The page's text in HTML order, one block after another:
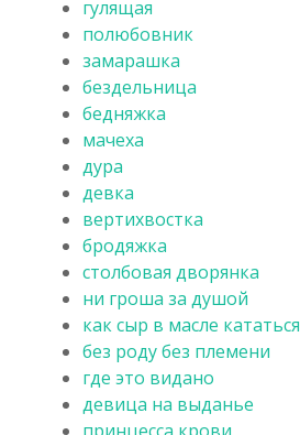
гулящая
полюбовник
замарашка
бездельница
бедняжка
мачеха
дура
девка
вертихвостка
бродяжка
столбовая дворянка
ни гроша за душой
как сыр в масле кататься
без роду без племени
где это видано
девица на выданье
принцесса крови